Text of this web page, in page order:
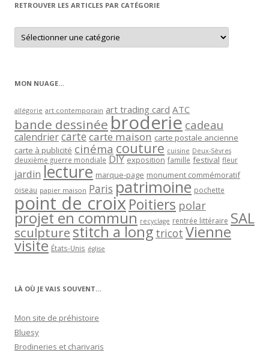
RETROUVER LES ARTICLES PAR CATÉGORIE
Retrouver
les
articles
MON NUAGE…
allégorie art contemporain art trading card ATC
bande dessinée broderie cadeau
calendriercartecarte maison carte postale ancienne
carte à publicité cinéma couture cuisine Deux-Sèvres
deuxième guerre mondiale DIY exposition famille festival fleur
jardin lecture marque-page monument commémoratif
oiseau papier maison Paris patrimoine pochette
point de croixPoitiers polar
projet en commun recyclage rentrée littéraire SAL
sculpturestitch a long tricot Vienne
visite États-Unis église
LÀ OÙ JE VAIS SOUVENT…
Mon site de préhistoire
Bluesy
Brodineries et charivaris